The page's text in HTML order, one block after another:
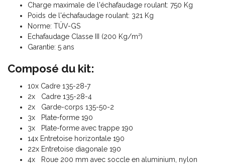
Charge maximale de l'échafaudage roulant: 750 Kg
Poids de l'échafaudage roulant: 321 Kg
Norme: TÜV-GS
Echafaudage Classe III (200 Kg/m²)
Garantie: 5 ans
Composé du kit:
10x Cadre 135-28-7
2x Cadre 135-28-4
2x Garde-corps 135-50-2
3x Plate-forme 190
3x Plate-forme avec trappe 190
14x Entretoise horizontale 190
22x Entretoise diagonale 190
4x Roue 200 mm avec soccle en aluminium, nylon